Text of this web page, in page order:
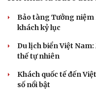
Bảo tàng Tưởng niệm
khách kỷ lục
Du lịch biển Việt
thế tự nhiên
Khách quốc tế đến
số nổi bật